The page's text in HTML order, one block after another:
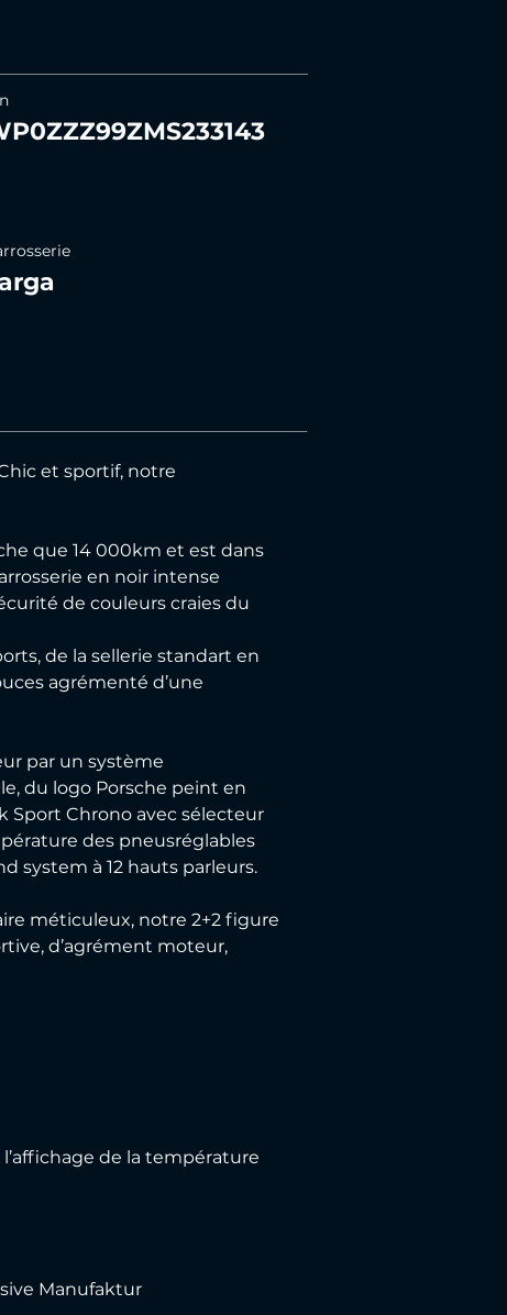
et sportif, notre
que 14 000km et est dans
en noir intense
de couleurs craies du
de la sellerie standart en
agrémenté d’une
par un système
du logo Porsche peint en
Sport Chrono avec sélecteur
des pneusréglables
system à 12 hauts parleurs.
méticuleux, notre 2+2 figure
d’agrément moteur,
de la température
Manufaktur